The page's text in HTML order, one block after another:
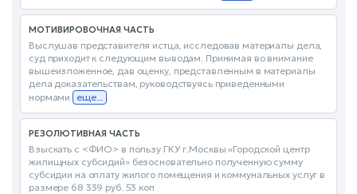
МОТИВИРОВОЧНАЯ ЧАСТЬ
Выслушав представителя истца, исследовав материалы дела,
суд приходит к следующим выводам. Принимая во внимание
вышеизложенное, дав оценку, представленным в материалы
дела доказательствам, руководствуясь приведенными
нормами еще...
РЕЗОЛЮТИВНАЯ ЧАСТЬ
Взыскать с <ФИО> в пользу ГКУ г.Москвы «Городской центр
жилищных субсидий» безосновательно полученную сумму
субсидии на оплату жилого помещения и коммунальных услуг в
размере 68 339 руб. 53 коп